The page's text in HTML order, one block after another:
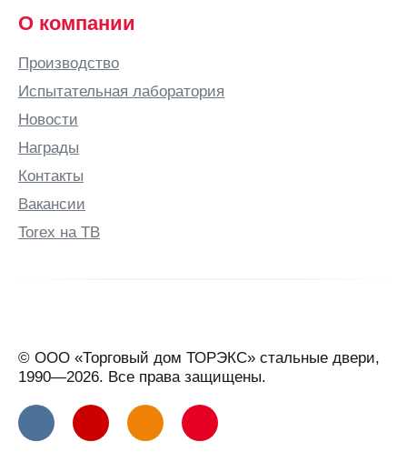
О компании
Производство
Испытательная лаборатория
Новости
Награды
Контакты
Вакансии
Torex на ТВ
© ООО «Торговый дом ТОРЭКС» стальные двери,
1990—2026. Все права защищены.